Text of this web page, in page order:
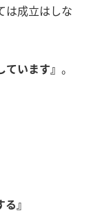
は成立はしな
います』 。
』